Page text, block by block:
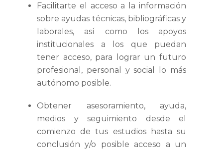
Facilitarte el acceso a la información
sobre ayudas técnicas, bibliográficas y
laborales, así como los apoyos
institucionales a los que puedan
tener acceso, para lograr un futuro
profesional, personal y social lo más
autónomo posible.
Obtener asesoramiento, ayuda,
medios y seguimiento desde el
comienzo de tus estudios hasta su
conclusión y/o posible acceso a un